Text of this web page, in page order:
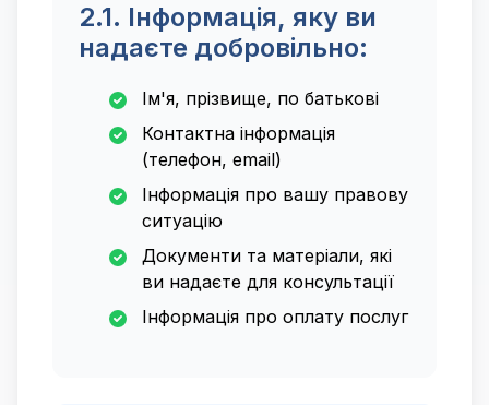
2.1. Інформація, яку ви
надаєте добровільно:
Ім'я, прізвище, по батькові
Контактна інформація
(телефон, email)
Інформація про вашу правову
ситуацію
Документи та матеріали, які
ви надаєте для консультації
Інформація про оплату послуг